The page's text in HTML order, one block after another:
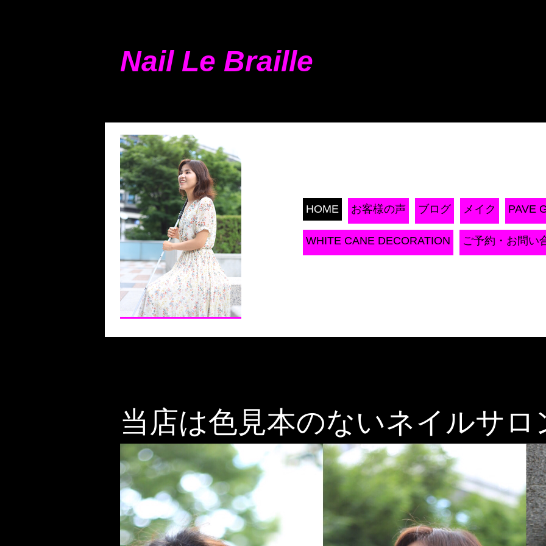
Nail Le Braille
HOME お客様の声 ブログ メイク PAVE
WHITE CANE DECORATION ご予約・お問い
当店は色見本のないネイルサロ